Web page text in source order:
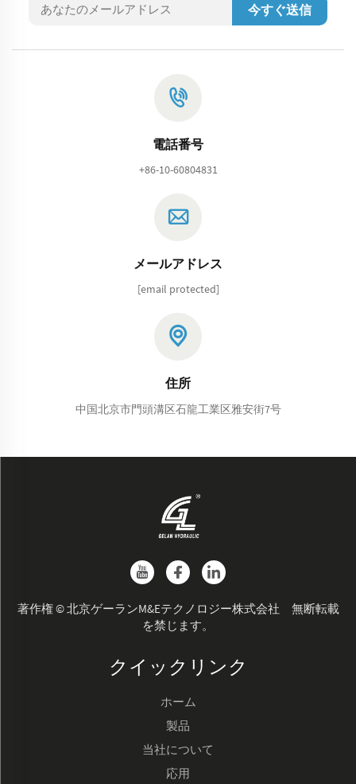
今すぐ送信
電話番号
+86-10-60804831
メールアドレス
[email protected]
住所
中国北京市門頭溝区石龍工業区雅安街7号
著作権 © 北京ゲーランM&Eテクノロジー株式会社 無断転載
を禁じます。
クイックリンク
ホーム
製品
当社について
応用